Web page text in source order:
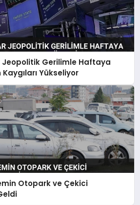
Jeopolitik Gerilimle Haftaya
Yükseliyor
Otopark ve Çekici